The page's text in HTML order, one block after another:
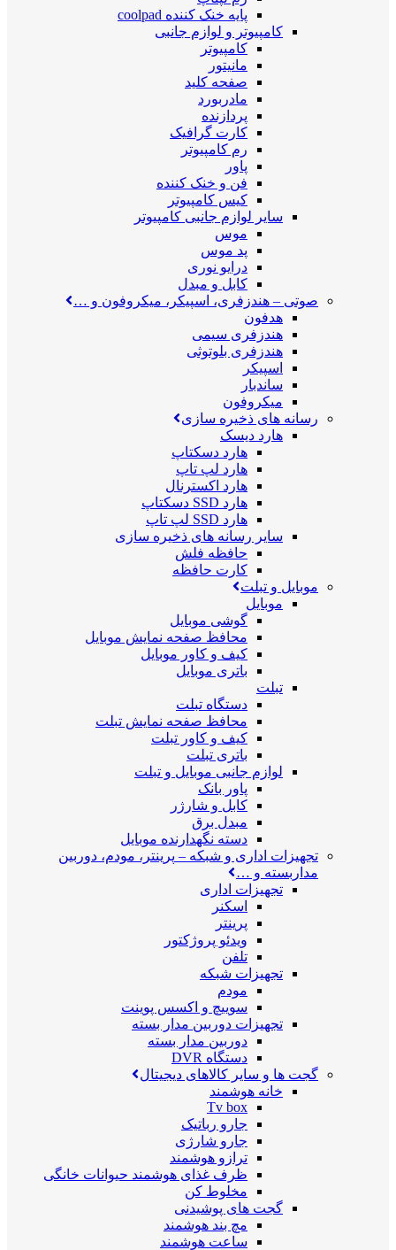
پایه خنک کننده coolpad
کامپیوتر و لوازم جانبی
کامپیوتر
مانیتور
صفحه کلید
مادربورد
پردازنده
کارت گرافیک
رم کامپیوتر
پاور
فن و خنک کننده
کیس کامپیوتر
سایر لوازم جانبی کامپیوتر
موس
پد موس
درایو نوری
کابل و مبدل
صوتی – هندزفری، اسپیکر، میکروفون و …
هدفون
هندزفری سیمی
هندزفری بلوتوثی
اسپیکر
ساندبار
میکروفون
رسانه های ذخیره سازی
هارد دیسک
هارد دسکتاپ
هارد لپ تاپ
هارد اکسترنال
هارد SSD دسکتاپ
هارد SSD لپ تاپ
سایر رسانه های ذخیره سازی
حافظه فلش
کارت حافظه
موبایل و تبلت
موبایل
گوشی موبایل
محافظ صفحه نمایش موبایل
کیف و کاور موبایل
باتری موبایل
تبلت
دستگاه تبلت
محافظ صفحه نمایش تبلت
کیف و کاور تبلت
باتری تبلت
لوازم جانبی موبایل و تبلت
پاور بانک
کابل و شارژر
مبدل برق
دسته نگهدارنده موبایل
تجهیزات اداری و شبکه – پرینتر، مودم، دوربین
مداربسته و …
تجهیزات اداری
اسکنر
پرینتر
ویدئو پروژکتور
تلفن
تجهیزات شبکه
مودم
سوییچ و اکسس پوینت
تجهیزات دوربین مدار بسته
دوربین مدار بسته
دستگاه DVR
گجت ها و سایر کالاهای دیجیتال
خانه هوشمند
Tv box
جارو رباتیک
جارو شارژی
ترازو هوشمند
ظرف غذای هوشمند حیوانات خانگی
مخلوط کن
گجت های پوشیدنی
مچ بند هوشمند
ساعت هوشمند